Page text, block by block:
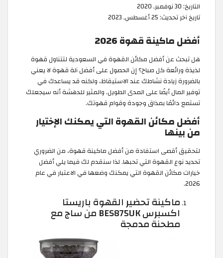
التاريخ:30 نوفمبر, 2020
تاريخ آخر تحديث:25 أغسطس, 2023
أفضل ماكينة قهوة 2026
هل تبحث عن أفضل مكائن القهوة في السعودية لتتناول قهوة
لذيذة ورائعة كل صباح؟ إن الحصول على أفضل آلة قهوة لا يعني
بالضرورة زيادة نشاطك عند الاستيقاظ، ولكنه قد يساعدك في
توفير المال أيضًا على المدى الطويل. والمثير للدهشة أنه سيجعلك
تستمع دائمًا بمذاق وجودة وقوام قهوتك.
أفضل مكائن القهوة التي يمكنك الإختيار
من بينها
لتحقيق أقصى استفادة من أفضل ماكينة قهوة، من الضروري
تحديد نوع القهوة التي تحبها. لذا سنقدم لك فيما يلي أفضل
خيارات مكائن القهوة التي يمكنك وضعها في الاعتبار في عام
2026.
ماكينة تحضير القهوة باريستا
اكسبرس BES875UK من ساج مع
مطحنة مدمجة